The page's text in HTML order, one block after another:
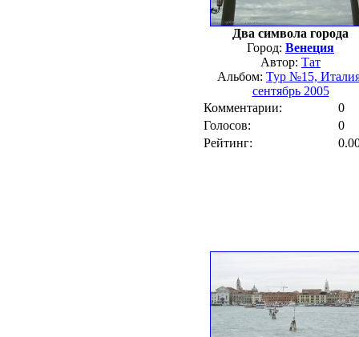
Два символа города
Город: Венеция
Автор: Тат
Альбом: Тур №15,
сентябрь 2005
Комментарии:
0
Голосов:
0
Рейтинг: